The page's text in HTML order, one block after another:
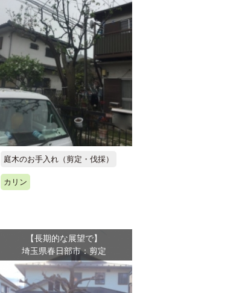
庭木のお手入れ（剪定・伐採）
カリン
【長期的な展望で】
埼玉県春日部市：剪定